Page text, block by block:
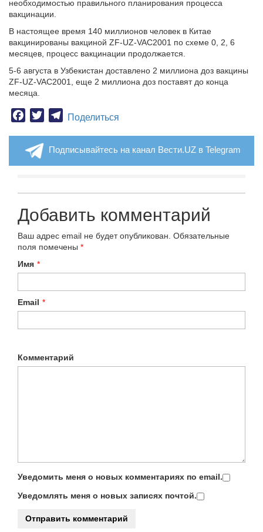
необходимостью правильного планирования процесса
вакцинации.
В настоящее время 140 миллионов человек в Китае
вакцинированы вакциной ZF-UZ-VAC2001 по схеме 0, 2, 6
месяцев, процесс вакцинации продолжается.
5-6 августа в Узбекистан доставлено 2 миллиона доз вакцины
ZF-UZ-VAC2001, еще 2 миллиона доз поставят до конца
месяца.
Facebook
TwitterTelegram
Поделиться
Подписывайтесь на канал Вести.UZ в Telegram
Добавить комментарий
Ваш адрес email не будет опубликован. Обязательные
поля помечены *
Имя *
Email *
Комментарий
Уведомить меня о новых комментариях по email.
Уведомлять меня о новых записях почтой.